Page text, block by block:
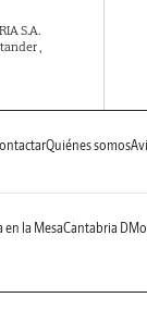
S.A.
,
Quiénes somos
en la MesaCantabria